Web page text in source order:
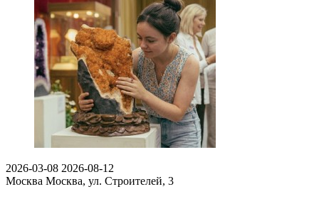
2026-03-08 2026-08-12
Москва Москва, ул. Строителей, 3